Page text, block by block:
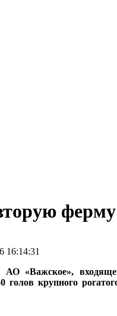
ферму
«Важское»,
голов крупного